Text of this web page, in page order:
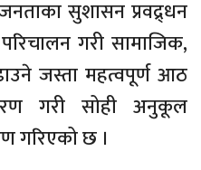
सुशासन प्रवद्र्धन
गरी सामाजिक,
जस्ता महत्वपूर्ण आठ
गरी सोही अनुकूल
गरिएको छ ।